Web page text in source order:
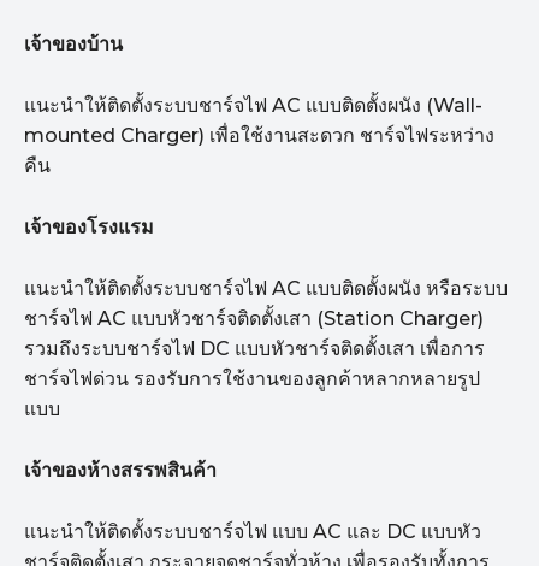
เจ้าของบ้าน
แนะนำให้ติดตั้งระบบชาร์จไฟ AC แบบติดตั้งผนัง (Wall-
mounted Charger) เพื่อใช้งานสะดวก ชาร์จไฟระหว่าง
คืน
เจ้าของโรงแรม
แนะนำให้ติดตั้งระบบชาร์จไฟ AC แบบติดตั้งผนัง หรือระบบ
ชาร์จไฟ AC แบบหัวชาร์จติดตั้งเสา (Station Charger)
รวมถึงระบบชาร์จไฟ DC แบบหัวชาร์จติดตั้งเสา เพื่อการ
ชาร์จไฟด่วน รองรับการใช้งานของลูกค้าหลากหลายรูป
แบบ
เจ้าของห้างสรรพสินค้า
แนะนำให้ติดตั้งระบบชาร์จไฟ แบบ AC และ DC แบบหัว